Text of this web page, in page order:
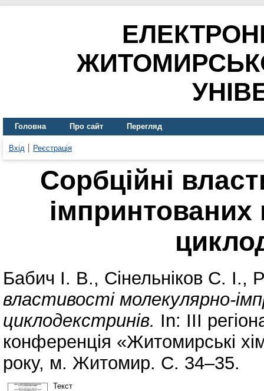
Головна Про сайт Перегляд
Вхід Реєстрація
Сорбційні
імпринтованих
Бабич І. В., Сінельніков С. І.,
властивості молекулярно-
циклодекстринів. In: III
конференція «Житомирські
року, м. Житомир. С. 34–35.
Текст